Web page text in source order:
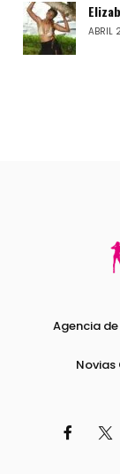
ABRIL
Agencia
Novias